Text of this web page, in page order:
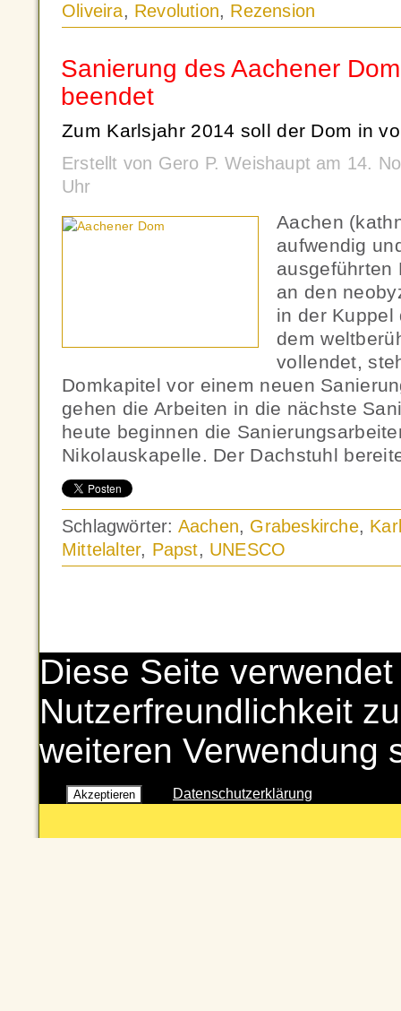
Oliveira, Revolution, Rezension
Sanierung des Aachener
beendet
Zum Karlsjahr 2014 soll der Dom in
Erstellt von Gero P. Weishaupt am 14.
Uhr
Aachen
aufwendig
ausgeführten
an den
in der Kuppel
dem
vollendet,
Domkapitel vor einem neuen
gehen die Arbeiten in die nächste
heute beginnen die
Nikolauskapelle. Der Dachstuhl
Schlagwörter: Aachen, Grabeskirche,
Mittelalter, Papst, UNESCO
Diese Seite
Nutzerfreundlichkeit
weiteren Verwendung
Akzeptieren Datenschutzerklärung